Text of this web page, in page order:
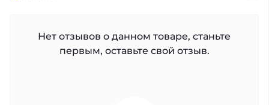
Нет отзывов о данном товаре, станьте
первым, оставьте свой отзыв.